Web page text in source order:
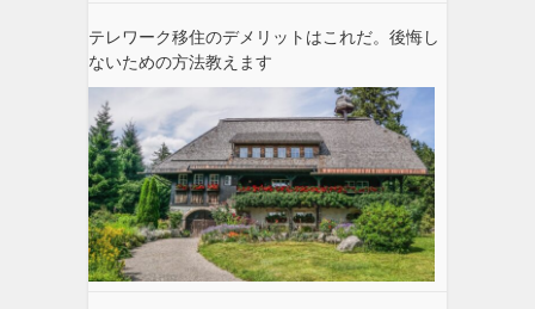
テレワーク移住のデメリットはこれだ。後悔し
ないための方法教えます